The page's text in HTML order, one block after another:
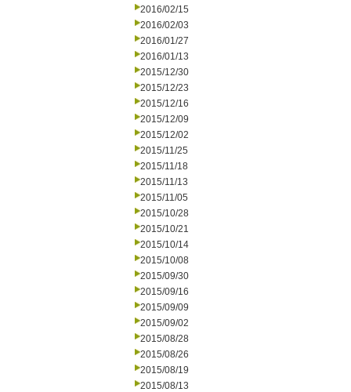
2016/02/15
2016/02/03
2016/01/27
2016/01/13
2015/12/30
2015/12/23
2015/12/16
2015/12/09
2015/12/02
2015/11/25
2015/11/18
2015/11/13
2015/11/05
2015/10/28
2015/10/21
2015/10/14
2015/10/08
2015/09/30
2015/09/16
2015/09/09
2015/09/02
2015/08/28
2015/08/26
2015/08/19
2015/08/13